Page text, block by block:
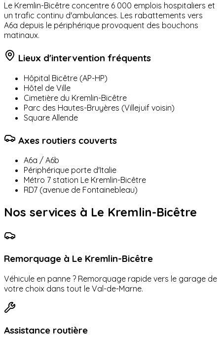
Le Kremlin-Bicêtre concentre 6 000 emplois hospitaliers et
un trafic continu d'ambulances. Les rabattements vers
A6a depuis le périphérique provoquent des bouchons
matinaux.
Lieux d'intervention fréquents
Hôpital Bicêtre (AP-HP)
Hôtel de Ville
Cimetière du Kremlin-Bicêtre
Parc des Hautes-Bruyères (Villejuif voisin)
Square Allende
Axes routiers couverts
A6a / A6b
Périphérique porte d'Italie
Métro 7 station Le Kremlin-Bicêtre
RD7 (avenue de Fontainebleau)
Nos services à Le Kremlin-Bicêtre
Remorquage à Le Kremlin-Bicêtre
Véhicule en panne ? Remorquage rapide vers le garage de
votre choix dans tout le Val-de-Marne.
Assistance routière